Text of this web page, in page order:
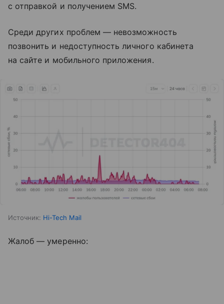
с отправкой и получением SMS.
Среди других проблем — невозможность
позвонить и недоступность личного кабинета
на сайте и мобильного приложения.
Источник: Hi-Tech Mail
Жалоб — умеренно: